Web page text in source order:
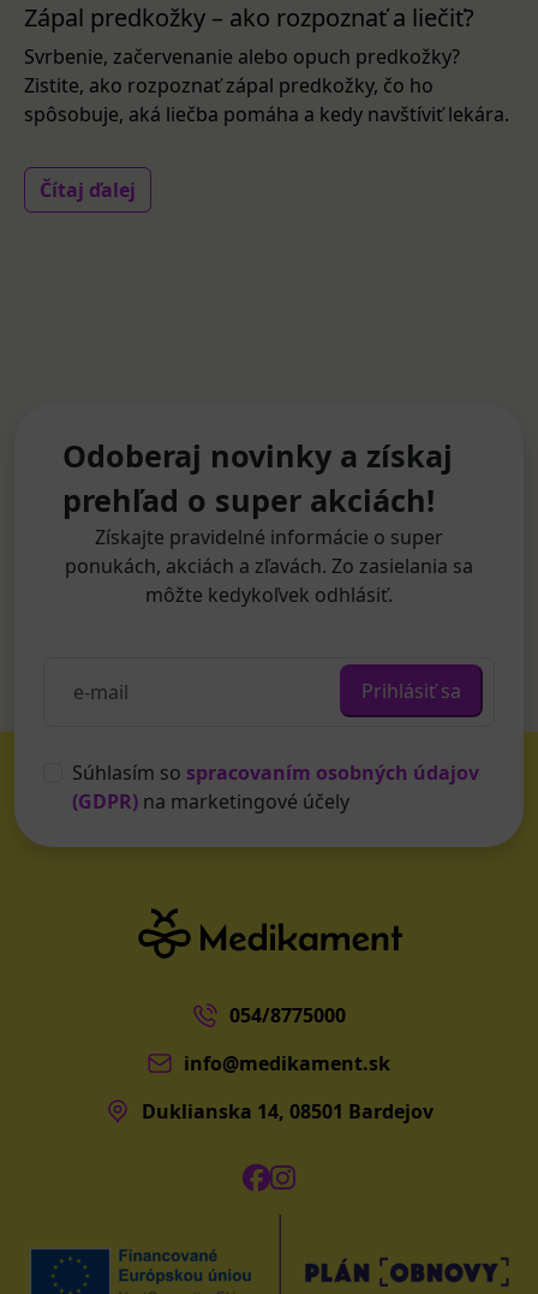
Zápal predkožky – ako rozpoznať a liečiť?
Svrbenie, začervenanie alebo opuch predkožky?
Zistite, ako rozpoznať zápal predkožky, čo ho
spôsobuje, aká liečba pomáha a kedy navštíviť lekára.
Čítaj ďalej
Odoberaj novinky a získaj
prehľad o super akciách!
Získajte pravidelné informácie o super
ponukách, akciách a zľavách. Zo zasielania sa
môžte kedykoľvek odhlásiť.
Prihlásiť sa
Súhlasím so spracovaním osobných údajov
(GDPR) na marketingové účely
054/8775000
info@medikament.sk
Duklianska 14, 08501 Bardejov